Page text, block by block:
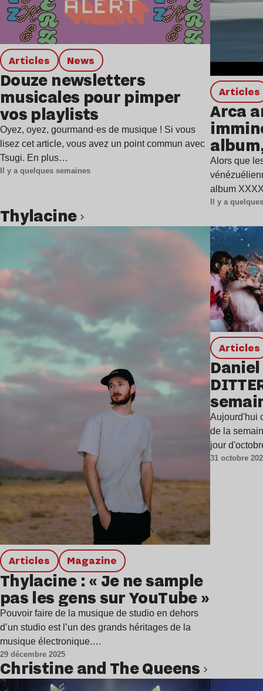
Articles news
Douze newsletters
musicales pour pimper
vos playlists
Oyez, oyez, gourmand·es de musique ! Si vous
lisez cet article, vous avez un point commun avec
Tsugi. En plus…
Il y a quelques semaines
Articles
Arca
Alors que
album
Il y a
Thylacine
Articles magazine
Thylacine : « Je ne sample
pas les gens sur YouTube »
Pouvoir faire de la musique de studio en dehors
d’un studio est l’un des grands héritages de la
musique électronique.…
29 décembre 2025
Articles
Aujourd'hui
de la
jour
31 octobre
Lire l’article
Christine and The Queens
Lire l’article